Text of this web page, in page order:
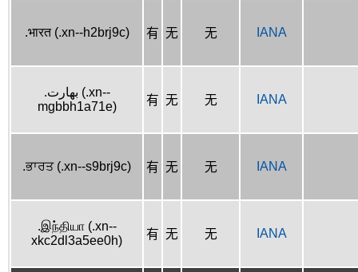
.भारत (.xn--h2brj9c) 有 无 无 IANA
.بھارت (.xn--
mgbbh1a71e)
有 无 无 IANA
.ਭਾਰਤ (.xn--s9brj9c) 有 无 无 IANA
.இந்தியா (.xn--
xkc2dl3a5ee0h)
有 无 无 IANA